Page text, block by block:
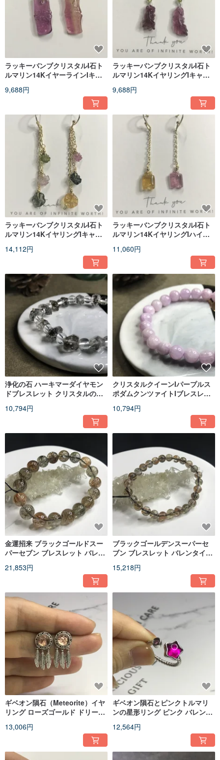
ラッキーバンブクリスタルI石ト
ルマリン14KイヤーラインIキャ
ーギフト
9,688円
ラッキーバンブクリスタルI石ト
ルマリン14KイヤリングIキャン
フト
9,688円
ラッキーバンブクリスタルI石ト
ルマリン14KイヤリングIキャン
ギフト
14,112円
ラッキーバンブクリスタルI石ト
ルマリン14KイヤリングIハイネ
デーギフト
11,060円
浄化の石 ハーキマーダイヤモン
ドブレスレット クリスタルのエ
日プレゼント
10,794円
クリスタルクイーンIパープルス
ポダムクンツァイトIブレスレッ
ギフト
10,794円
金運招来 ブラックゴールドスー
パーセブン ブレスレット バレン
リスタル
21,853円
ブラックゴールデンスーパーセ
ブン ブレスレット バレンタイン
ル
15,218円
ギベオン隕石（Meteorite）イヤ
リング ローズゴールド ドリーム
誕生日プレゼント
13,006円
ギベオン隕石とピンクトルマリ
ンの星形リング ピンク バレンタ
12,564円